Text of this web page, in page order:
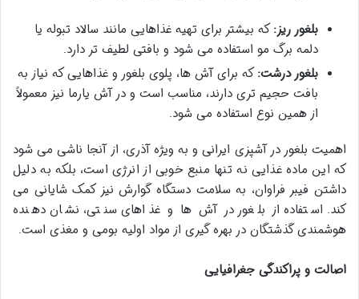
بلغور ریز:که بیشتر برای تهیه غذاهایی مانند سالاد تبوله یا
دلمه برگ مو استفاده می شود و بافتی لطیف تر دارد.
بلغور درشت:که برای آش ها، پلوی بلغور و غذاهایی که نیاز به
بافت حجیم تری دارند، مناسب است و در آش یارما نیز معمولاً
از همین نوع استفاده می شود.
اهمیت بلغور در آشپزی ایرانی و به ویژه آذری، از آنجا ناشی می شود
که این ماده غذایی نه تنها منبع خوبی از انرژی است، بلکه به دلیل
داشتن فیبر فراوان، به سلامت دستگاه گوارش نیز کمک شایانی می
کند. استفاده از بلغور در آش ها و غذاهای سنتی، نشان دهنده
هوشمندی گذشتگان در بهره گیری از مواد اولیه بومی و مغذی است.
اصالت و پراکندگی جغرافیایی